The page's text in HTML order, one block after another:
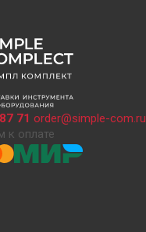
71 order@simple-com.ru
к оплате